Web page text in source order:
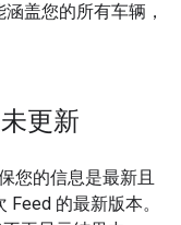
盖您的所有车辆，
更新
您的信息是最新且
的最新版本。